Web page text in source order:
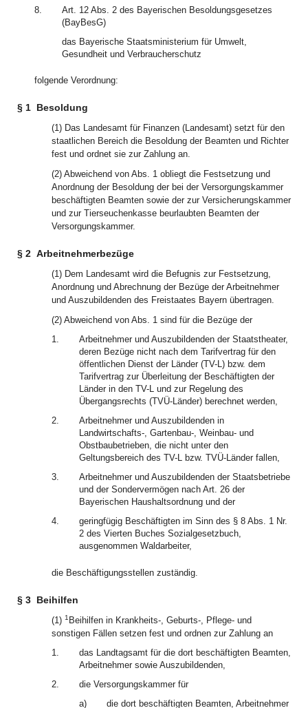
8.
Art. 12 Abs. 2 des Bayerischen Besoldungsgesetzes
(BayBesG)
das Bayerische Staatsministerium für Umwelt,
Gesundheit und Verbraucherschutz
folgende Verordnung:
§ 1 Besoldung
(1) Das Landesamt für Finanzen (Landesamt) setzt für den
staatlichen Bereich die Besoldung der Beamten und Richter
fest und ordnet sie zur Zahlung an.
(2) Abweichend von Abs. 1 obliegt die Festsetzung und
Anordnung der Besoldung der bei der Versorgungskammer
beschäftigten Beamten sowie der zur Versicherungskammer
und zur Tierseuchenkasse beurlaubten Beamten der
Versorgungskammer.
§ 2 Arbeitnehmerbezüge
(1) Dem Landesamt wird die Befugnis zur Festsetzung,
Anordnung und Abrechnung der Bezüge der Arbeitnehmer
und Auszubildenden des Freistaates Bayern übertragen.
(2) Abweichend von Abs. 1 sind für die Bezüge der
1.
Arbeitnehmer und Auszubildenden der Staatstheater,
deren Bezüge nicht nach dem Tarifvertrag für den
öffentlichen Dienst der Länder (TV-L) bzw. dem
Tarifvertrag zur Überleitung der Beschäftigten der
Länder in den TV-L und zur Regelung des
Übergangsrechts (TVÜ-Länder) berechnet werden,
2.
Arbeitnehmer und Auszubildenden in
Landwirtschafts-, Gartenbau-, Weinbau- und
Obstbaubetrieben, die nicht unter den
Geltungsbereich des TV-L bzw. TVÜ-Länder fallen,
3.
Arbeitnehmer und Auszubildenden der Staatsbetriebe
und der Sondervermögen nach Art. 26 der
Bayerischen Haushaltsordnung und der
4.
geringfügig Beschäftigten im Sinn des § 8 Abs. 1 Nr.
2 des Vierten Buches Sozialgesetzbuch,
ausgenommen Waldarbeiter,
die Beschäftigungsstellen zuständig.
§ 3 Beihilfen
(1) 1 Beihilfen in Krankheits-, Geburts-, Pflege- und
sonstigen Fällen setzen fest und ordnen zur Zahlung an
1.
das Landtagsamt für die dort beschäftigten Beamten,
Arbeitnehmer sowie Auszubildenden,
2.
die Versorgungskammer für
a)
die dort beschäftigten Beamten, Arbeitnehmer